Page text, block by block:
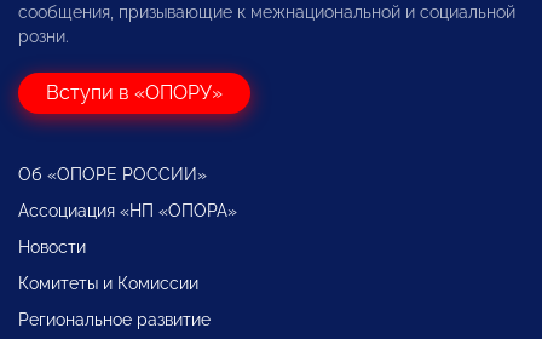
сообщения, призывающие к межнациональной и социальной
розни.
Вступи в «ОПОРУ»
Об «ОПОРЕ РОССИИ»
Ассоциация «НП «ОПОРА»
Новости
Комитеты и Комиссии
Региональное развитие